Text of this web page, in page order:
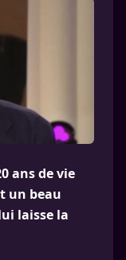
ans de vie
un beau
laisse la